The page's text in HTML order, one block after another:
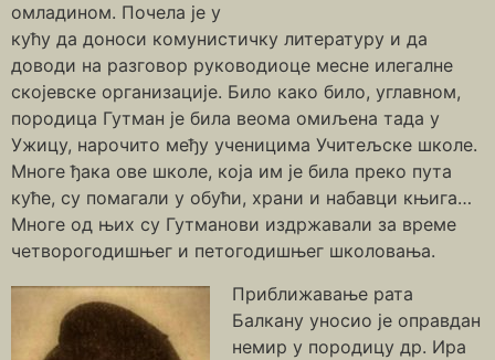
омладином. Почела је у
кућу да доноси комунистичку литературу и да
доводи на разговор руководиоце месне илегалне
скојевске организације. Било како било, углавном,
породица Гутман је била веома омиљена тада у
Ужицу, нарочито међу ученицима Учитељске школе.
Многе ђака ове школе, која им је била преко пута
куће, су помагали у обући, храни и набавци књига…
Многе од њих су Гутманови издржавали за време
четворогодишњег и петогодишњег школовања.
Приближавање рата
Балкану уносио је оправдан
немир у породицу др. Ира